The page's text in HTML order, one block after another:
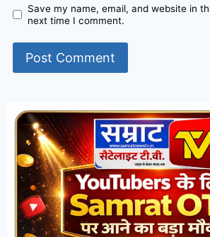
Save my name, email, and website in
next time I comment.